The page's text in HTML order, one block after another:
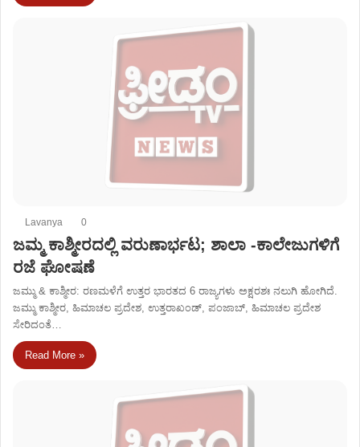
Lavanya 0
ಜಮ್ಮ ಕಾಶ್ಮೀರದಲ್ಲಿ ವರುಣಾರ್ಭಟ; ಶಾಲಾ -ಕಾಲೇಜುಗಳಿಗೆ
ರಜೆ ಘೋಷಣೆ
ಜಮ್ಮು & ಕಾಶ್ಮೀರ: ರಣಮಳೆಗೆ ಉತ್ತರ ಭಾರತದ 6 ರಾಜ್ಯಗಳು ಅಕ್ಷರಶಃ ನಲುಗಿ ಹೋಗಿದೆ.
ಜಮ್ಮು ಕಾಶ್ಮೀರ, ಹಿಮಾಚಲ ಪ್ರದೇಶ, ಉತ್ತರಾಖಂಡ್​, ಪಂಜಾಬ್​, ಹಿಮಾಚಲ ಪ್ರದೇಶ
ಸೇರಿದಂತೆ…
Read More »